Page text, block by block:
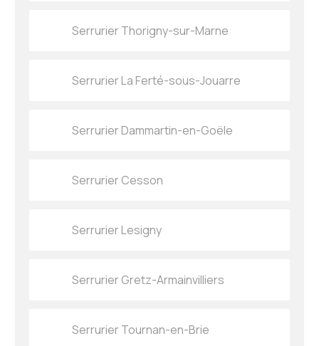
Serrurier Thorigny-sur-Marne
Serrurier La Ferté-sous-Jouarre
Serrurier Dammartin-en-Goële
Serrurier Cesson
Serrurier Lesigny
Serrurier Gretz-Armainvilliers
Serrurier Tournan-en-Brie